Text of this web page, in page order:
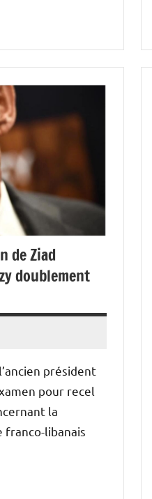
de Ziad
doublement
président
pour recel
la
franco-libanais